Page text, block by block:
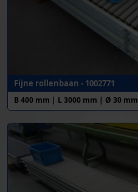
Fijne rollenbaan - 1002771
B 400 mm | L 3000 mm | Ø 30